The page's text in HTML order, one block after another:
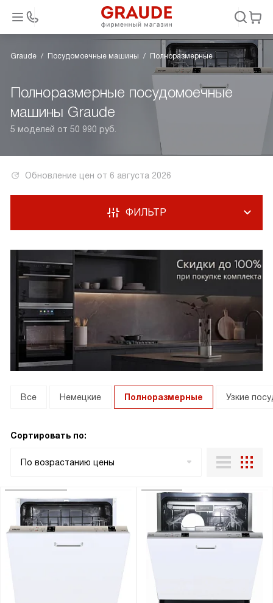
Graude Посудомоечные машины Полноразмерные
Полноразмерные посудомоечные
машины Graude
5 моделей от 50 990 руб.
Обновление цен от 6 августа 2026
ФИЛЬТР
Все Немецкие Полноразмерные Узкие
Сортировать по:
По возрастанию цены